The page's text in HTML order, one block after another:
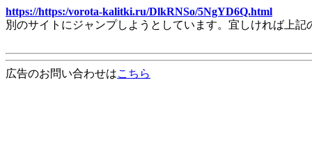
https://https:/vorota-kalitki.ru/DlkRNSo/5NgYD6Q.html
別のサイトにジャンプしようとしています。宜しければ上
広告のお問い合わせはこちら